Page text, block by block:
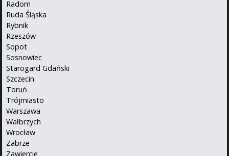
Radom
Ruda Śląska
Rybnik
Rzeszów
Sopot
Sosnowiec
Starogard Gdański
Szczecin
Toruń
Trójmiasto
Warszawa
Wałbrzych
Wrocław
Zabrze
Zawiercie